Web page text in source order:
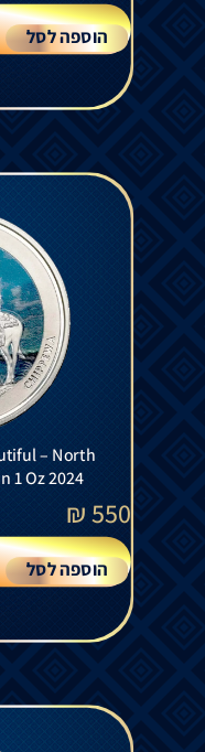
הוספה לסל
– North
1 Oz 2024
550
₪
הוספה לסל